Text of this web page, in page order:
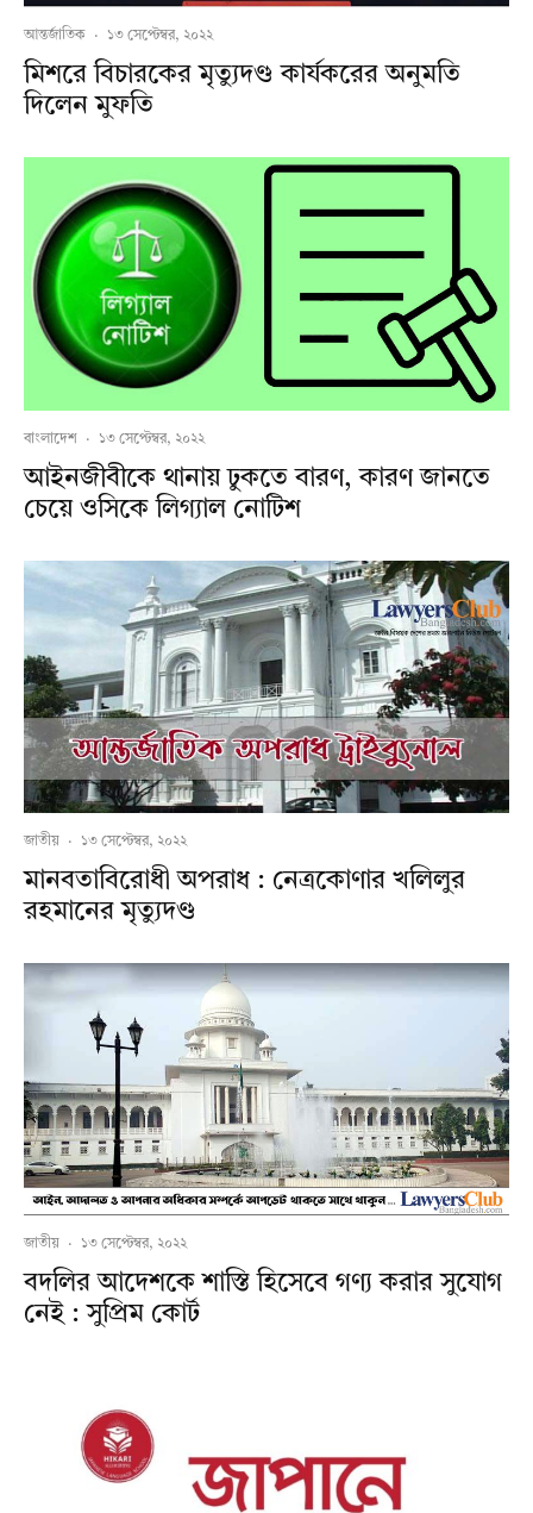
আন্তর্জাতিক · ১৩ সেপ্টেম্বর, ২০২২
মিশরে বিচারকের মৃত্যুদণ্ড কার্যকরের অনুমতি
দিলেন মুফতি
বাংলাদেশ · ১৩ সেপ্টেম্বর, ২০২২
আইনজীবীকে থানায় ঢুকতে বারণ, কারণ জানতে
চেয়ে ওসিকে লিগ্যাল নোটিশ
জাতীয় · ১৩ সেপ্টেম্বর, ২০২২
মানবতাবিরোধী অপরাধ : নেত্রকোণার খলিলুর
রহমানের মৃত্যুদণ্ড
জাতীয় · ১৩ সেপ্টেম্বর, ২০২২
বদলির আদেশকে শাস্তি হিসেবে গণ্য করার সুযোগ
নেই : সুপ্রিম কোর্ট